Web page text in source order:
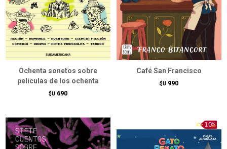
Ochenta sonetos sobre
películas de los ochenta
$U 690
Café San Francisco
$U 990